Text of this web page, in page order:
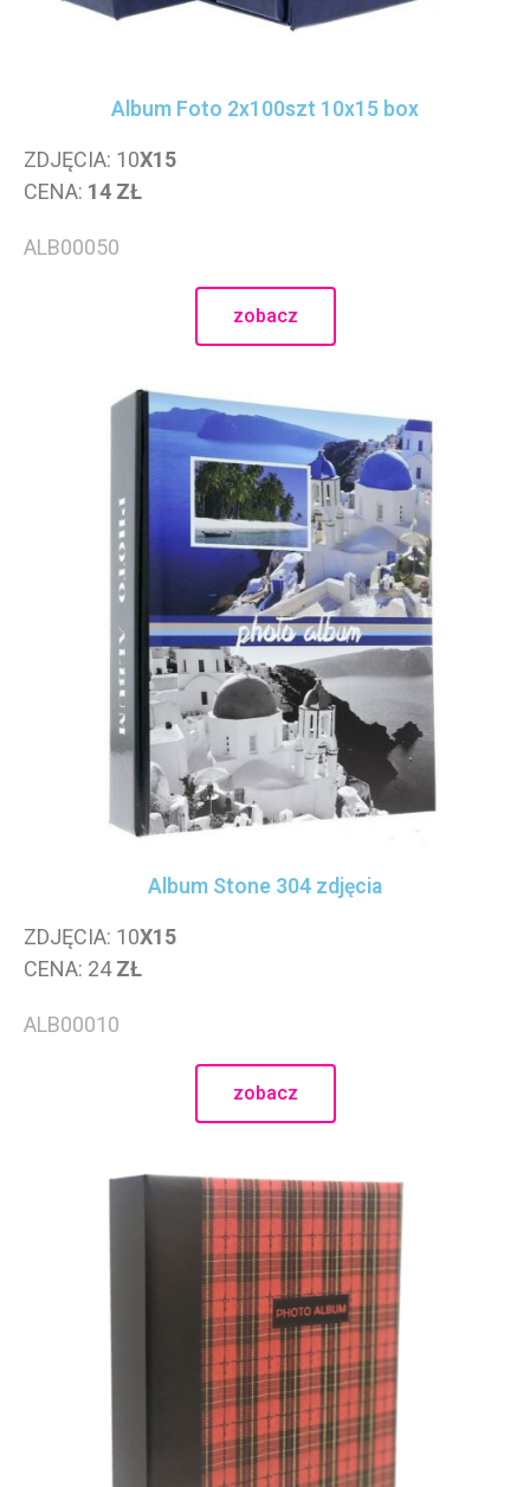
Album Foto 2x100szt 10x15 box
ZDJĘCIA: 10X15
CENA: 14 ZŁ
ALB00050
zobacz
Album Stone 304 zdjęcia
ZDJĘCIA: 10X15
CENA: 24ZŁ
ALB00010
zobacz